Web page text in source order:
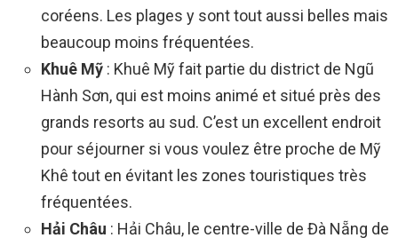
coréens. Les plages y sont tout aussi belles mais
beaucoup moins fréquentées.
Khuê Mỹ : Khuê Mỹ fait partie du district de Ngũ
Hành Sơn, qui est moins animé et situé près des
grands resorts au sud. C’est un excellent endroit
pour séjourner si vous voulez être proche de Mỹ
Khê tout en évitant les zones touristiques très
fréquentées.
Hải Châu : Hải Châu, le centre-ville de Đà Nẵng de